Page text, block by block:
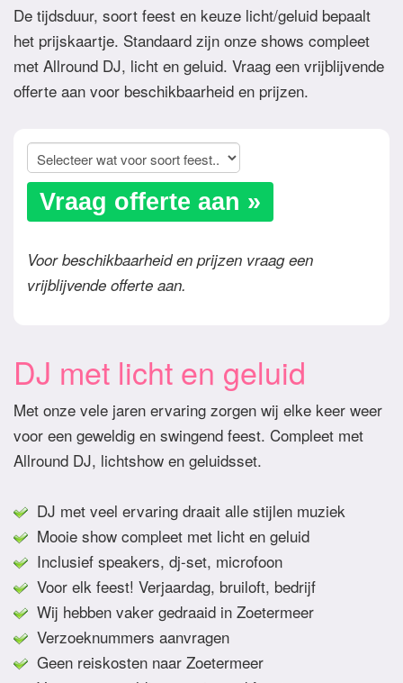
De tijdsduur, soort feest en keuze licht/geluid bepaalt
het prijskaartje. Standaard zijn onze shows compleet
met Allround DJ, licht en geluid. Vraag een vrijblijvende
offerte aan voor beschikbaarheid en prijzen.
Vraag offerte aan »
Voor beschikbaarheid en prijzen vraag een
vrijblijvende offerte aan.
DJ met licht en geluid
Met onze vele jaren ervaring zorgen wij elke keer weer
voor een geweldig en swingend feest. Compleet met
Allround DJ, lichtshow en geluidsset.
DJ met veel ervaring draait alle stijlen muziek
Mooie show compleet met licht en geluid
Inclusief speakers, dj-set, microfoon
Voor elk feest! Verjaardag, bruiloft, bedrijf
Wij hebben vaker gedraaid in Zoetermeer
Verzoeknummers aanvragen
Geen reiskosten naar Zoetermeer